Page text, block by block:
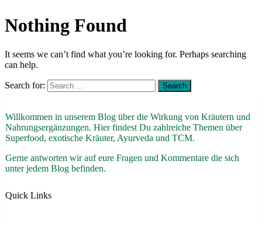
Nothing Found
It seems we can’t find what you’re looking for. Perhaps searching
can help.
Search for:
Willkommen in unserem Blog über die Wirkung von Kräutern und
Nahrungsergänzungen. Hier findest Du zahlreiche Themen über
Superfood, exotische Kräuter, Ayurveda und TCM.
Gerne antworten wir auf eure Fragen und Kommentare die sich
unter jedem Blog befinden.
Quick Links